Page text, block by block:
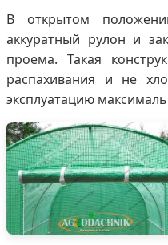
В открытом
аккуратный рулон и
проема. Такая
распахивания и не
эксплуатацию